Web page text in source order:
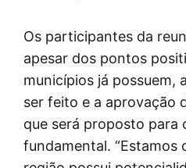
Os participantes da
apesar dos pontos
municípios já possuem,
ser feito e a aprovação
que será proposto para
fundamental. “Estamos